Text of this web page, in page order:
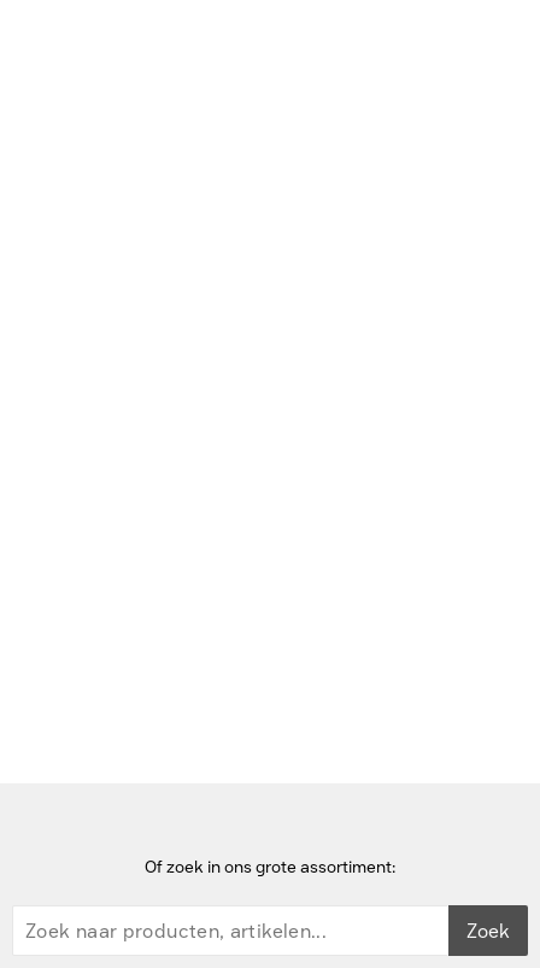
Of zoek in ons grote assortiment:
Zoek